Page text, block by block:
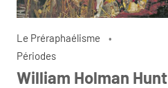
Le Préraphaélisme
Périodes
William Holman Hunt